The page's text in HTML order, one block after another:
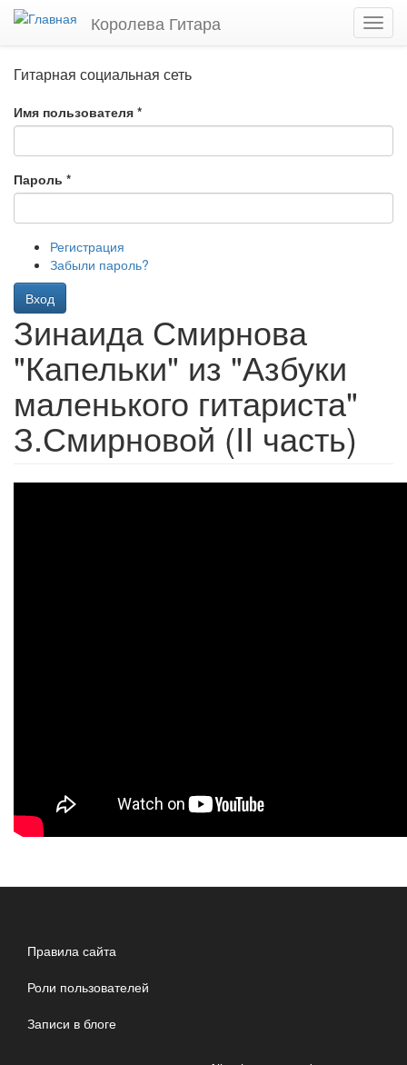
Перейти
Королева Гитара
Гитарная социальная сеть
Имя пользователя *
Пароль *
Регистрация
Забыли пароль?
Вход
Зинаида Смирнова
"Капельки" из "Азбуки
маленького гитариста"
З.Смирновой (II часть)
Правила сайта
Роли пользователей
Записи в блоге